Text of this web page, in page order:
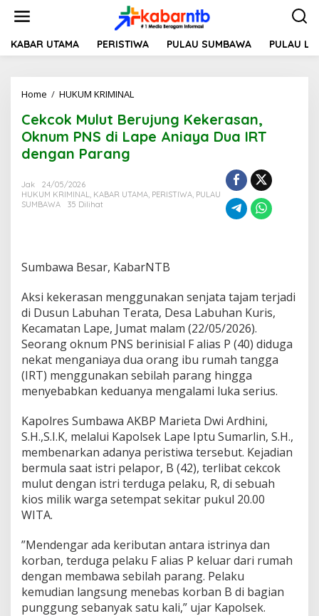
t
KABAR UTAMA PERISTIWA PULAU SUMBAWA PULAU
Home / HUKUM KRIMINAL
k
c
o
l
u
u
n
g
K
e
k
e
r
s
a
n
,
O
k
n
u
N
S
d
i
L
a
Cekcok Mulut Berujung Kekerasan,
Oknum PNS di Lape Aniaya Dua IRT
dengan Parang
Jak
24/05/2026
HUKUM KRIMINAL, KABAR UTAMA, PERISTIWA, PULAU
SUMBAWA
35 Dilihat
Sumbawa Besar, KabarNTB
Aksi kekerasan menggunakan senjata tajam terjadi
di Dusun Labuhan Terata, Desa Labuhan Kuris,
Kecamatan Lape, Jumat malam (22/05/2026).
Seorang oknum PNS berinisial F alias P (40) diduga
nekat menganiaya dua orang ibu rumah tangga
(IRT) menggunakan sebilah parang hingga
menyebabkan keduanya mengalami luka serius.
Kapolres Sumbawa AKBP Marieta Dwi Ardhini,
S.H.,S.I.K, melalui Kapolsek Lape Iptu Sumarlin, S.H.,
membenarkan adanya peristiwa tersebut. Kejadian
bermula saat istri pelapor, B (42), terlibat cekcok
mulut dengan istri terduga pelaku, R, di sebuah
kios milik warga setempat sekitar pukul 20.00
WITA.
‎”Mendengar ada keributan antara istrinya dan
korban, terduga pelaku F alias P keluar dari rumah
dengan membawa sebilah parang. Pelaku
kemudian langsung menebas korban B di bagian
punggung sebanyak satu kali,” ujar Kapolsek.